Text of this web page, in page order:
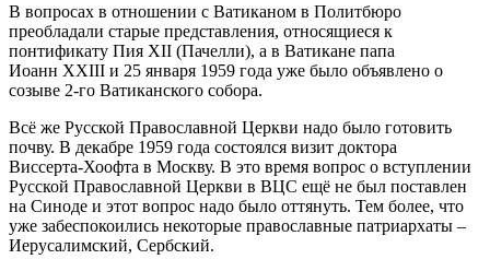
В вопросах в отношении с Ватиканом в Политбюро
преобладали старые представления, относящиеся к
понтификату Пия XII (Пачелли), а в Ватикане папа
Иоанн XXIII и 25 января 1959 года уже было объявлено о
созыве 2‑го Ватиканского собора.
Всё же Русской Православной Церкви надо было готовить
почву. В декабре 1959 года состоялся визит доктора
Виссерта‑Хоофта в Москву. В это время вопрос о вступлении
Русской Православной Церкви в ВЦС ещё не был поставлен
на Синоде и этот вопрос надо было оттянуть. Тем более, что
уже забеспокоились некоторые православные патриархаты –
Иерусалимский, Сербский.